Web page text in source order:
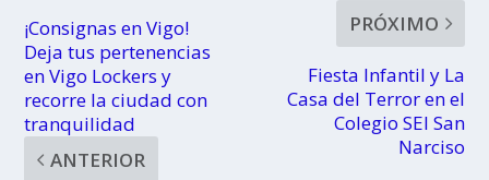
¡Consignas en Vigo!
Deja tus pertenencias
en Vigo Lockers y
recorre la ciudad con
tranquilidad
ANTERIOR
PRÓXIMO
Fiesta Infantil y La
Casa del Terror en el
Colegio SEI San
Narciso